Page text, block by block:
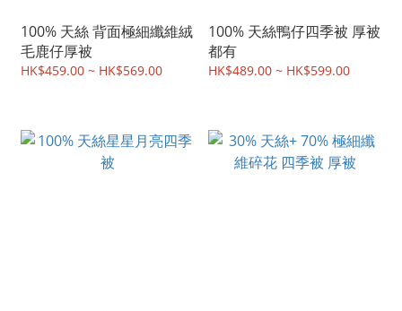
100% 天絲 背面極細纖維絨
毛鹿仔厚被
HK$459.00 ~ HK$569.00
100% 天絲鴨仔四季被 厚被
都有
HK$489.00 ~ HK$599.00